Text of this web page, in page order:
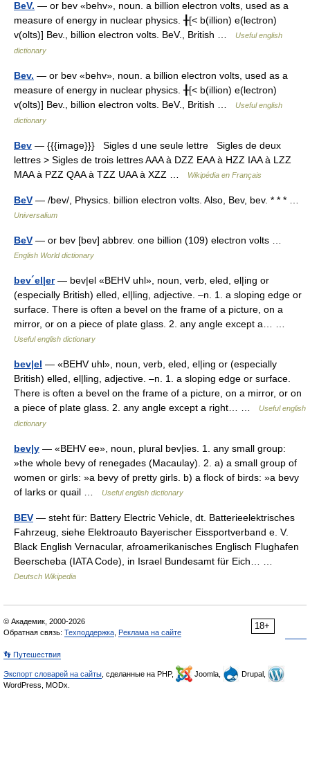
BeV. — or bev «behv», noun. a billion electron volts, used as a
measure of energy in nuclear physics. ╂[< b(illion) e(lectron)
v(olts)] Bev., billion electron volts. BeV., British …
Useful english
dictionary
Bev. — or bev «behv», noun. a billion electron volts, used as a
measure of energy in nuclear physics. ╂[< b(illion) e(lectron)
v(olts)] Bev., billion electron volts. BeV., British …
Useful english
dictionary
Bev — {{{image}}} Sigles d une seule lettre Sigles de deux
lettres > Sigles de trois lettres AAA à DZZ EAA à HZZ IAA à LZZ
MAA à PZZ QAA à TZZ UAA à XZZ …
Wikipédia en Français
BeV — /bev/, Physics. billion electron volts. Also, Bev, bev. * * * …
Universalium
BeV — or bev [bev] abbrev. one billion (109) electron volts …
English World dictionary
bev´el|er— bev|el «BEHV uhl», noun, verb, eled, el|ing or
(especially British) elled, el|ling, adjective. –n. 1. a sloping edge or
surface. There is often a bevel on the frame of a picture, on a
mirror, or on a piece of plate glass. 2. any angle except a… …
Useful english dictionary
bev|el — «BEHV uhl», noun, verb, eled, el|ing or (especially
British) elled, el|ling, adjective. –n. 1. a sloping edge or surface.
There is often a bevel on the frame of a picture, on a mirror, or on
a piece of plate glass. 2. any angle except a right… …
Useful english
dictionary
bev|y — «BEHV ee», noun, plural bev|ies. 1. any small group:
»the whole bevy of renegades (Macaulay). 2. a) a small group of
women or girls: »a bevy of pretty girls. b) a flock of birds: »a bevy
of larks or quail …
Useful english dictionary
BEV — steht für: Battery Electric Vehicle, dt. Batterieelektrisches
Fahrzeug, siehe Elektroauto Bayerischer Eissportverband e. V.
Black English Vernacular, afroamerikanisches Englisch Flughafen
Beerscheba (IATA Code), in Israel Bundesamt für Eich… …
Deutsch Wikipedia
18+
© Академик, 2000-2026
Обратная связь: Техподдержка Реклама на сайте
👣 Путешествия
Экспорт словарей на сайты , сделанные на PHP, Joomla,
Drupal,
WordPress, MODx.